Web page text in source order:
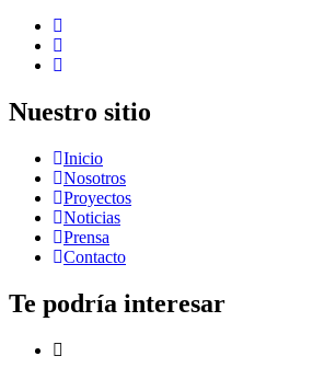
Nuestro sitio
Inicio
Nosotros
Proyectos
Noticias
Prensa
Contacto
Te podría interesar